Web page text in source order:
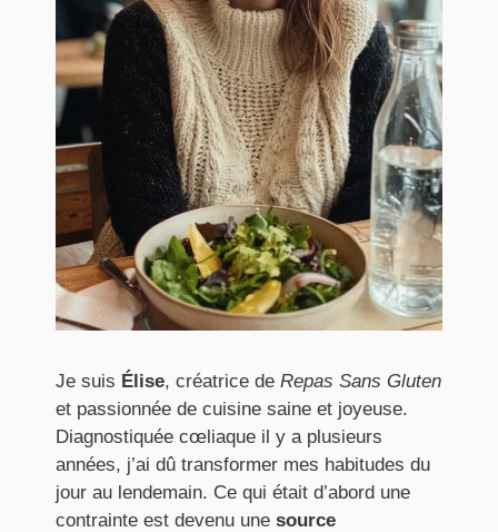
Je suis Élise, créatrice de Repas Sans Gluten
et passionnée de cuisine saine et joyeuse.
Diagnostiquée cœliaque il y a plusieurs
années, j’ai dû transformer mes habitudes du
jour au lendemain. Ce qui était d’abord une
contrainte est devenu une source